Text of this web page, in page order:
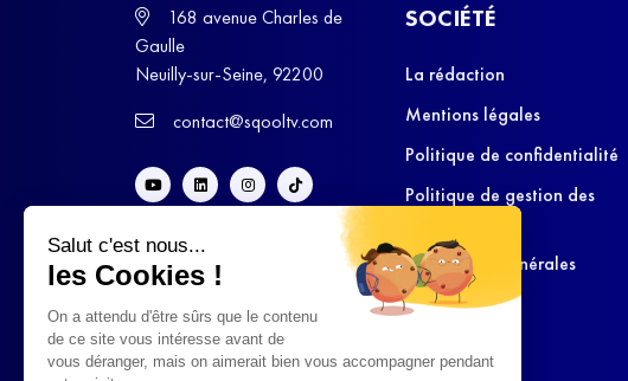
Salut c'est nous...
les Cookies !
On a attendu d'être sûrs que le contenu
de ce site vous intéresse avant de
vous déranger, mais on aimerait bien vous accompagner pendant
168 avenue Charles de
Gaulle
Neuilly-sur-Seine, 92200
contact@sqooltv.com
SOCIÉTÉ
La rédaction
Mentions légales
Politique de confidentialité
Politique de gestion des
Conditions Générales
d’Utilisation